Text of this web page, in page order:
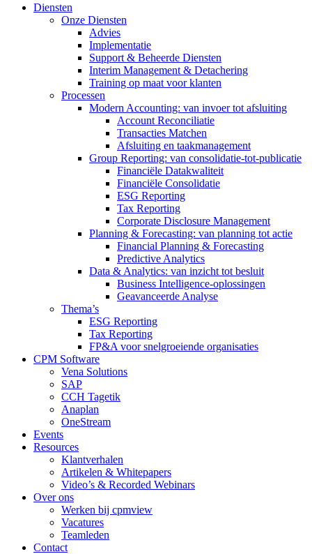
Diensten
Onze Diensten
Advies
Implementatie
Support & Beheerde Diensten
Interim Management & Detachering
Training op maat voor klanten
Processen
Modern Accounting: van invoer tot afsluiting
Account Reconciliatie
Transacties Matchen
Afsluiting en taakmanagement
Group Reporting: van consolidatie-tot-publicatie
Financiële Datakwaliteit
Financiële Consolidatie
ESG Reporting
Tax Reporting
Corporate Disclosure Management
Planning & Forecasting: van planning tot actie
Financial Planning & Forecasting
Predictive Analytics
Data & Analytics: van inzicht tot besluit
Business Intelligence-oplossingen
Geavanceerde Analyse
Thema’s
ESG Reporting
Tax Reporting
FP&A voor snelgroeiende organisaties
CPM Software
Vena Solutions
SAP
CCH Tagetik
Anaplan
OneStream
Events
Resources
Klantverhalen
Artikelen & Whitepapers
Video’s & Recorded Webinars
Over ons
Werken bij cpmview
Vacatures
Teamleden
Contact